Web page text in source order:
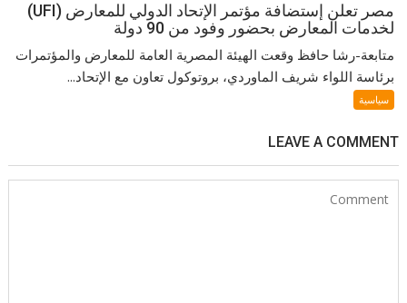
مصر تعلن إستضافة مؤتمر الإتحاد الدولي للمعارض (UFI)
لخدمات المعارض بحضور وفود من 90 دولة
متابعة-رشا حافظ وقعت الهيئة المصرية العامة للمعارض والمؤتمرات
برئاسة اللواء شريف الماوردي، بروتوكول تعاون مع الإتحاد...
سياسية
LEAVE A COMMENT